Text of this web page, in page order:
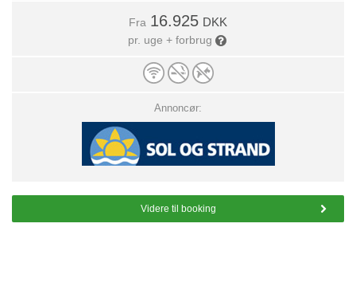
Fra 16.925 DKK
pr. uge + forbrug
Annoncør:
Videre til booking